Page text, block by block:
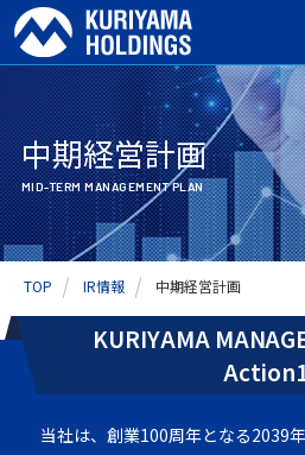
中期経営計画
MID-TERM MANAGEMENT PLAN
TOP IR情報 中期経営計画
KURIYAMA
当社は、創業100周年となる2039